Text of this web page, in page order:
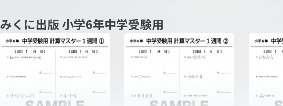
みくに出版 小学6年中学受験用